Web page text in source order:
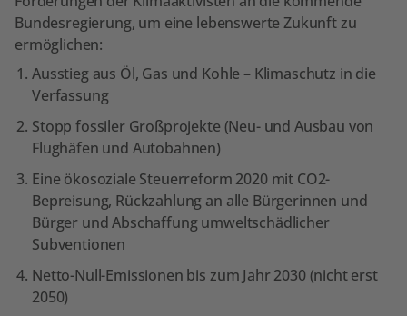
Bundesregierung, um eine lebenswerte Zukunft zu
ermöglichen:
Ausstieg aus Öl, Gas und Kohle – Klimaschutz in die
Verfassung
Stopp fossiler Großprojekte (Neu- und Ausbau von
Flughäfen und Autobahnen)
Eine ökosoziale Steuerreform 2020 mit CO2-
Bepreisung, Rückzahlung an alle Bürgerinnen und
Bürger und Abschaffung umweltschädlicher
Subventionen
Netto-Null-Emissionen bis zum Jahr 2030 (nicht erst
2050)